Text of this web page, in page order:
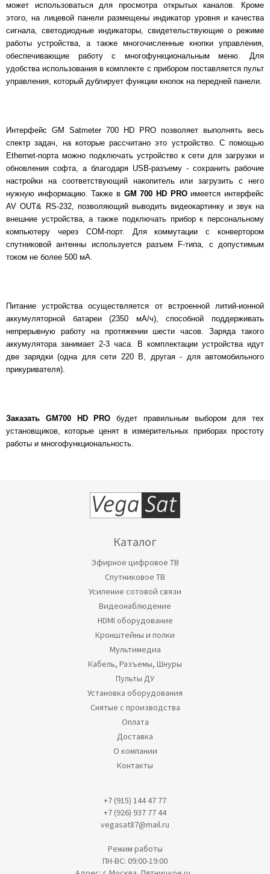
может использоваться для просмотра открытых каналов. Кроме
этого, на лицевой панели размещены индикатор уровня и качества
сигнала, светодиодные индикаторы, свидетельствующие о режиме
работы устройства, а также многочисленные кнопки управления,
обеспечивающие работу с многофункциональным меню. Для
удобства использования в комплекте с прибором поставляется пульт
управления, который дублирует функции кнопок на передней панели.
Интерфейс GM Satmeter 700 HD PRO позволяет выполнять весь
спектр задач, на которые рассчитано это устройство. С помощью
Ethernet-порта можно подключать устройство к сети для загрузки и
обновления софта, а благодаря USB-разъему - сохранить рабочие
настройки на соответствующий накопитель или загрузить с него
нужную информацию. Также в GM 700 HD PROимеется интерфейс
AV OUT& RS-232, позволяющий выводить видеокартинку и звук на
внешние устройства, а также подключать прибор к персональному
компьютеру через СОМ-порт. Для коммутации с конвертором
спутниковой антенны используется разъем F-типа, с допустимым
током не более 500 мА.
Питание устройства осуществляется от встроенной литий-ионной
аккумуляторной батареи (2350 мА/ч), способной поддерживать
непрерывную работу на протяжении шести часов. Заряда такого
аккумулятора занимает 2-3 часа. В комплектации устройства идут
две зарядки (одна для сети 220 В, другая - для автомобильного
прикуривателя).
Заказать GM700 HD PRO будет правильным выбором для тех
установщиков, которые ценят в измерительных приборах простоту
работы и многофункциональность.
Каталог
Эфирное цифровое ТВ
Спутниковое ТВ
Усиление сотовой связи
Видеонаблюдение
HDMI оборудование
Кронштейны и полки
Мультимедиа
Кабель, Разъемы, Шнуры
Пульты ДУ
Установка оборудования
Снятые с производства
Оплата
Доставка
О компании
Контакты
+7 (915) 144 47 77
+7 (926) 937 77 44
vegasat87@mail.ru
Режим работы
ПН-ВС: 09:00-19:00